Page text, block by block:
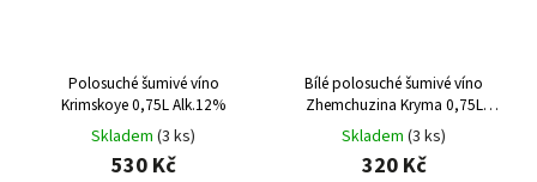
Polosuché šumivé víno
Krimskoye 0,75L Alk.12%
Skladem (3 ks)
530 Kč
Bílé polosuché šumivé víno
Zhemchuzina Kryma 0,75L
Alk.12,5%
Skladem (3 ks)
320 Kč